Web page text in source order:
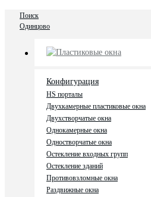
Поиск
Одинцово
Пластиковые окна
Конфигурация
HS порталы
Двухкамерные пластиковые окна
Двухстворчатые окна
Однокамерные окна
Одностворчатые окна
Остекление входных групп
Остекление зданий
Противовзломные окна
Раздвижные окна